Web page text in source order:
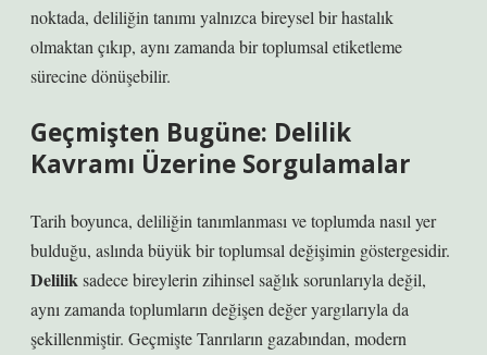
noktada, deliliğin tanımı yalnızca bireysel bir hastalık
olmaktan çıkıp, aynı zamanda bir toplumsal etiketleme
sürecine dönüşebilir.
Geçmişten Bugüne: Delilik
Kavramı Üzerine Sorgulamalar
Tarih boyunca, deliliğin tanımlanması ve toplumda nasıl yer
bulduğu, aslında büyük bir toplumsal değişimin göstergesidir.
Deliliksadece bireylerin zihinsel sağlık sorunlarıyla değil,
aynı zamanda toplumların değişen değer yargılarıyla da
şekillenmiştir. Geçmişte Tanrıların gazabından, modern